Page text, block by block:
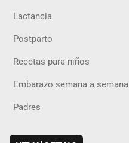
Lactancia
Postparto
Recetas para niños
Embarazo semana a semana
Padres